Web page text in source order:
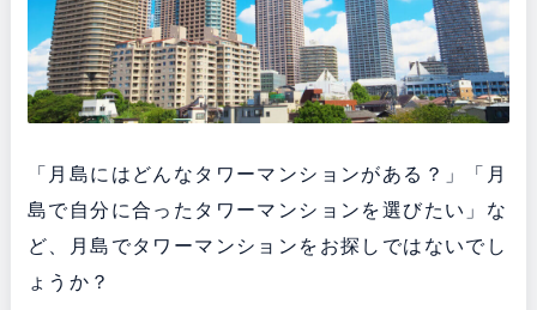
「月島にはどんなタワーマンションがある？」「月
島で自分に合ったタワーマンションを選びたい」な
ど、月島でタワーマンションをお探しではないでし
ょうか？